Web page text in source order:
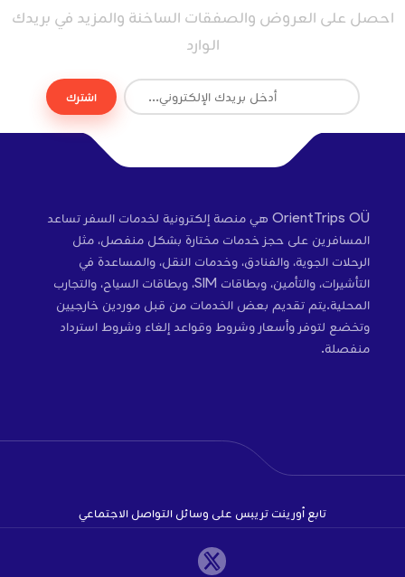
احصل على العروض والصفقات الساخنة والمزيد في بريدك
الوارد
اشترك
OrientTrips OÜ هي منصة إلكترونية لخدمات السفر تساعد
المسافرين على حجز خدمات مختارة بشكل منفصل، مثل
الرحلات الجوية، والفنادق، وخدمات النقل، والمساعدة في
التأشيرات، والتأمين، وبطاقات SIM، وبطاقات السياح، والتجارب
المحلية.يتم تقديم بعض الخدمات من قبل موردين خارجيين
وتخضع لتوفر وأسعار وشروط وقواعد إلغاء وشروط استرداد
منفصلة.
تابع أورينت تريبس على وسائل التواصل الاجتماعي